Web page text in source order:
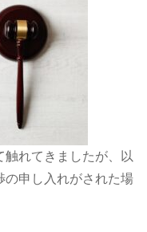
触れてきましたが、以
の申し入れがされた場